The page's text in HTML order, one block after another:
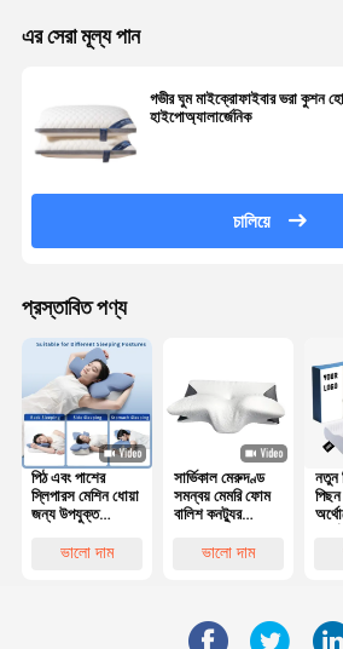
এর সেরা মূল্য পান
গভীর ঘুম মাইক্রোফাইবার ভরা কুশন
হাইপোঅ্যালার্জেনিক
চালিয়ে
প্রস্তাবিত পণ্য
পিঠ এবং পাশের
স্লিপারস মেশিন ধোয়া
জন্য উপযুক্ত
কনট্যুরযুক্ত মেমরি
ভালো দাম
সার্ভিকাল মেরুদণ্ড
সমন্বয় মেমরি ফোম
বালিশ কনট্যুর
প্রজাপতি আকৃতির
ভালো দাম
নতুন
পিছন